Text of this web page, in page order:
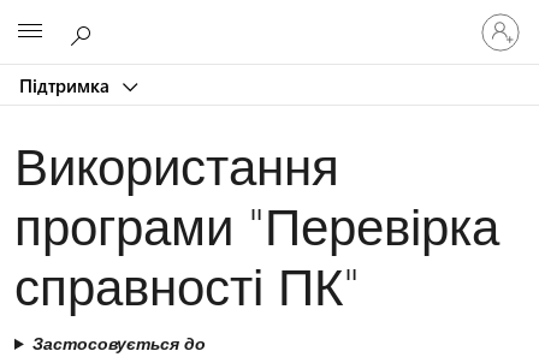
Підтримка
Увійдіть
свій
запис
Використання
програми "Перевірка
справності ПК"
Застосовується до